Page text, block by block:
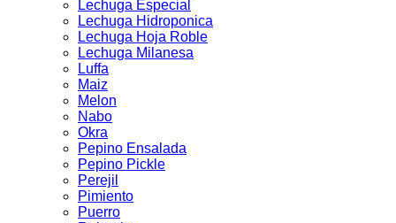
Lechuga Especial
Lechuga Hidroponica
Lechuga Hoja Roble
Lechuga Milanesa
Luffa
Maiz
Melon
Nabo
Okra
Pepino Ensalada
Pepino Pickle
Perejil
Pimiento
Puerro